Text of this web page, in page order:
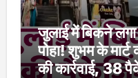
जुलाई में बिकने
पोहा! शुभम के मार्ट
की कार्रवाई, 38